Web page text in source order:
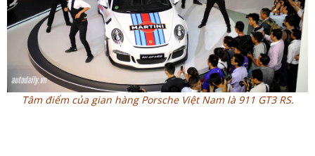
Tâm điểm của gian hàng Porsche Việt Nam là 911 GT3 RS.